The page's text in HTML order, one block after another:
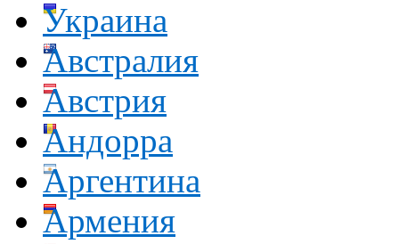
Украина
Австралия
Австрия
Андорра
Аргентина
Армения